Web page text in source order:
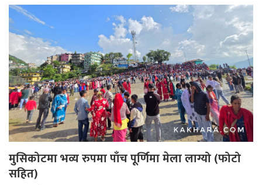
मुसिकोटमा भव्य रुपमा पाँच पूर्णिमा मेला लाग्यो (फोटो
सहित)